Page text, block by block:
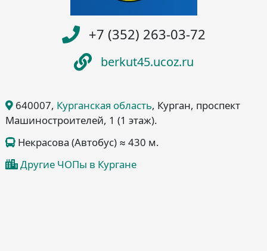
+7 (352) 263-03-72
berkut45.ucoz.ru
640007, Курганская область, Курган, проспект
Машиностроителей, 1 (1 этаж).
Некрасова (Автобус) ≈ 430 м.
Другие ЧОПы в Кургане